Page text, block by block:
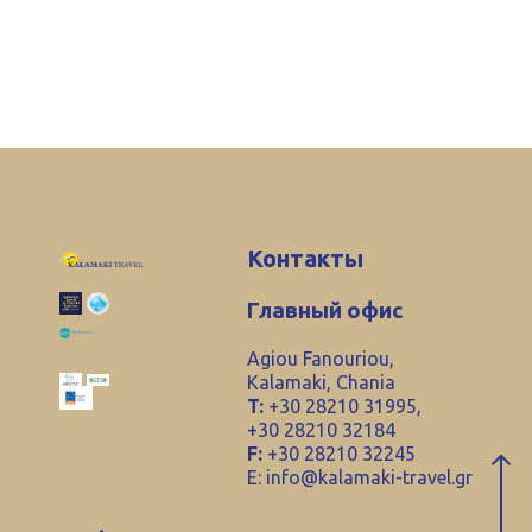
Контакты
Главный офис
Agiou Fanouriou,
Kalamaki, Chania
T: +30 28210 31995,
+30 28210 32184
F: +30 28210 32245
E: info@kalamaki-travel.gr